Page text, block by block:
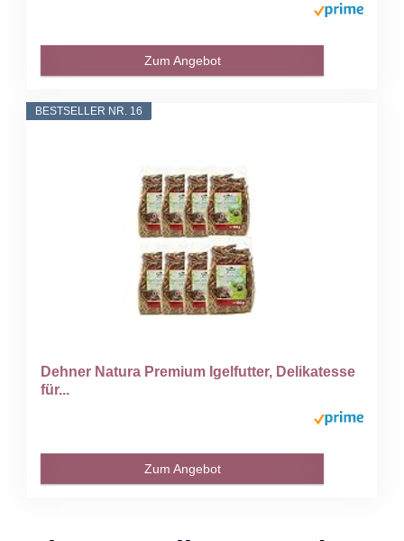
Zum Angebot
BESTSELLER NR. 16
Dehner Natura Premium Igelfutter, Delikatesse
für...
Zum Angebot